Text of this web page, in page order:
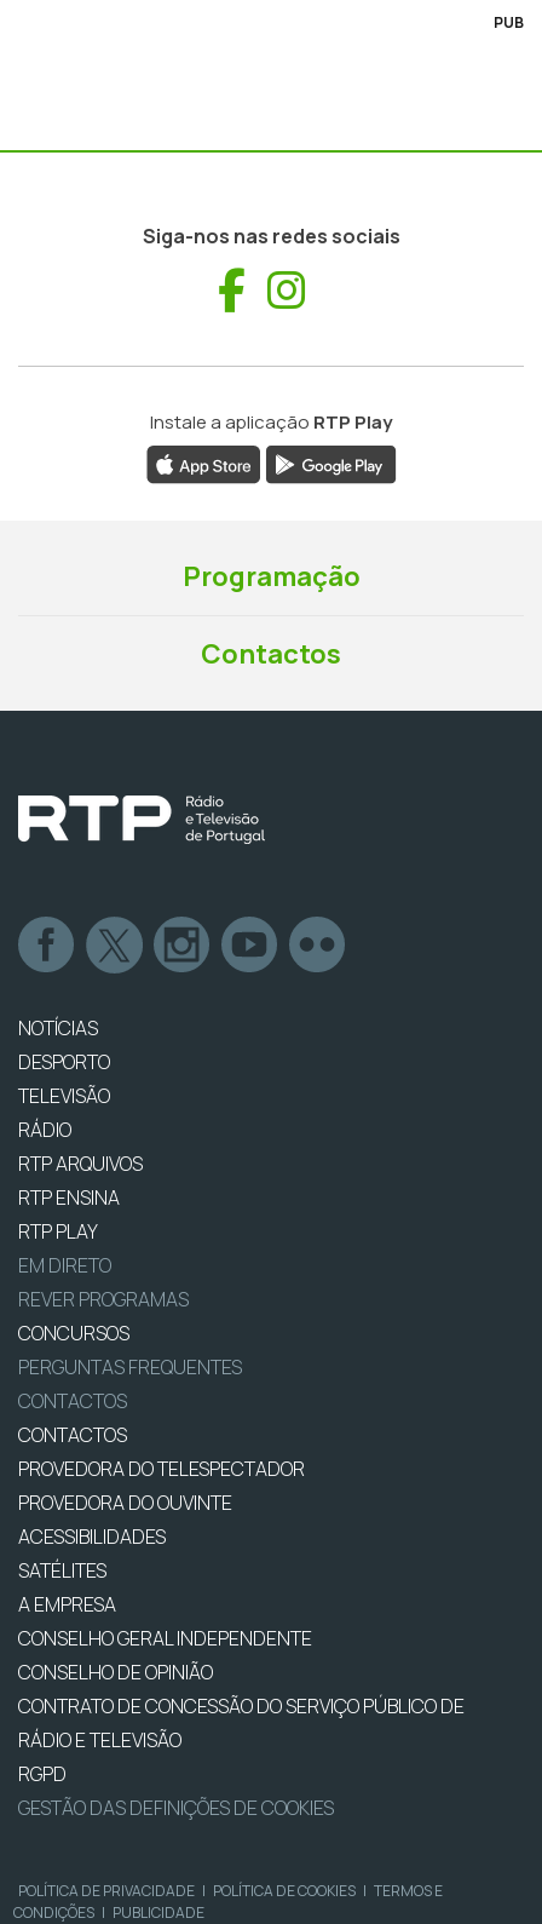
PUB
Siga-nos nas redes sociais
Facebook
Instale a aplicação RTP Play
Programação
Contactos
NOTÍCIAS
DESPORTO
TELEVISÃO
RÁDIO
RTP ARQUIVOS
RTP ENSINA
RTP PLAY
EM DIRETO
REVER PROGRAMAS
CONCURSOS
PERGUNTAS FREQUENTES
CONTACTOS
CONTACTOS
PROVEDORA DO TELESPECTADOR
PROVEDORA DO OUVINTE
ACESSIBILIDADES
SATÉLITES
A EMPRESA
CONSELHO GERAL INDEPENDENTE
CONSELHO DE OPINIÃO
CONTRATO DE CONCESSÃO DO SERVIÇO PÚBLICO DE
RÁDIO E TELEVISÃO
RGPD
GESTÃO DAS DEFINIÇÕES DE COOKIES
POLÍTICA DE PRIVACIDADE | POLÍTICA DE COOKIES | TERMOS E
CONDIÇÕES | PUBLICIDADE